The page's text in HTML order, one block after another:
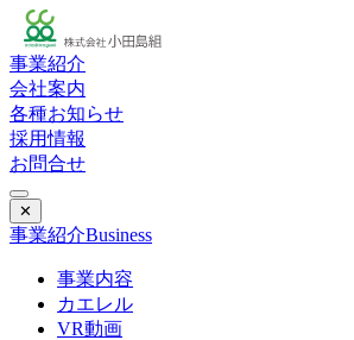
事業紹介
会社案内
各種お知らせ
採用情報
お問合せ
✕
事業紹介Business
事業内容
カエレル
VR動画